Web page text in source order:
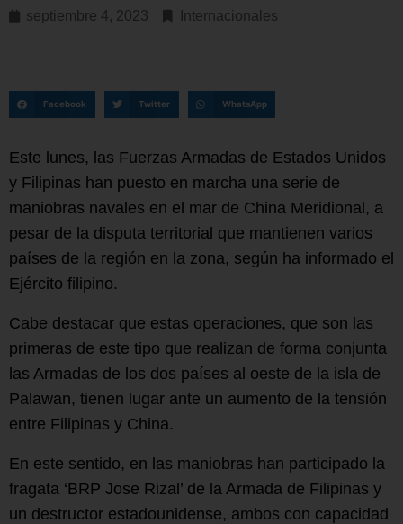
septiembre 4, 2023 Internacionales
Facebook Twitter WhatsApp
Este lunes, las Fuerzas Armadas de Estados Unidos
y Filipinas han puesto en marcha una serie de
maniobras navales en el mar de China Meridional, a
pesar de la disputa territorial que mantienen varios
países de la región en la zona, según ha informado el
Ejército filipino.
Cabe destacar que estas operaciones, que son las
primeras de este tipo que realizan de forma conjunta
las Armadas de los dos países al oeste de la isla de
Palawan, tienen lugar ante un aumento de la tensión
entre Filipinas y China.
En este sentido, en las maniobras han participado la
fragata ‘BRP Jose Rizal’ de la Armada de Filipinas y
un destructor estadounidense, ambos con capacidad